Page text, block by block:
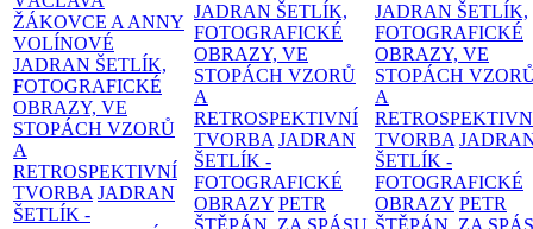
ŽÁKOVCE A ANNY
VOLÍNOVÉ
JADRAN ŠETLÍK,
FOTOGRAFICKÉ
OBRAZY, VE
STOPÁCH VZORŮ
A
RETROSPEKTIVNÍ
TVORBA JADRAN
ŠETLÍK -
JADRAN ŠETLÍK,
FOTOGRAFICKÉ
OBRAZY, VE
STOPÁCH VZORŮ
A
RETROSPEKTIVNÍ
TVORBA JADRAN
ŠETLÍK -
FOTOGRAFICKÉ
OBRAZY PETR
ŠTĚPÁN, ZA SPÁSU
JADRAN ŠETLÍK,
FOTOGRAFICKÉ
OBRAZY, VE
STOPÁCH
A
TVORBA
ŠETLÍK -
FOTOGRAFICKÉ
OBRAZY PETR
ŠTĚPÁN, ZA